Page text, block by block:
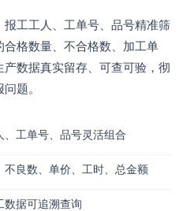
工工人、工单号、品号精准筛
格数量、不合格数、加工单
数据真实留存、可查可验，彻
题。
、工单号、品号灵活组合
不良数、单价、工时、总金额
数据可追溯查询